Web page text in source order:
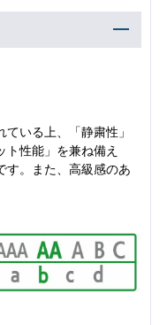
いる上、「静粛性」
ト性能」を兼ね備え
す。また、高級感のあ